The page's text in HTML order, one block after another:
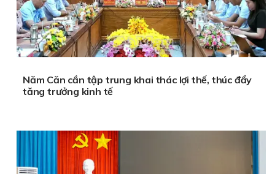
Năm Căn cần tập trung khai thác lợi thế, thúc đẩy
tăng trưởng kinh tế